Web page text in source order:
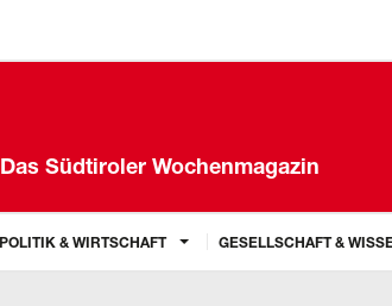
Das Südtiroler Wochenmagazin
POLITIK & WIRTSCHAFT GESELLSCHAFT &